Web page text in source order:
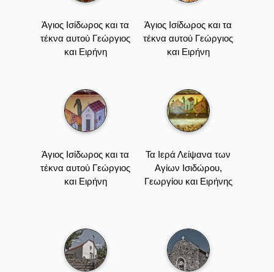
Άγιος Ισίδωρος και τα
τέκνα αυτού Γεώργιος
και Ειρήνη
Άγιος Ισίδωρος και τα
τέκνα αυτού Γεώργιος
και Ειρήνη
Άγιος Ισίδωρος και τα
τέκνα αυτού Γεώργιος
και Ειρήνη
Τα Ιερά Λείψανα των
Αγίων Ισιδώρου,
Γεωργίου και Ειρήνης